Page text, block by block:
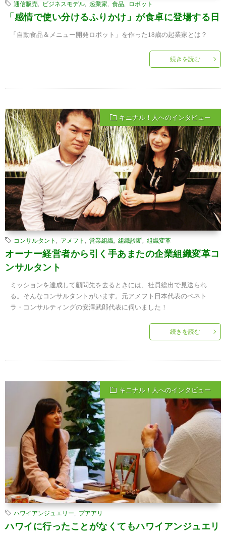
通信販売 ビジネスモデル 起業家 食品 ロボット
「感情で使い分けるふりかけ」が食卓に登場する日
「自動食品＆メニュー開発ロボット」を作った18歳の起業家とは？
続きを読む
キニナル！人へのインタビュー
コンサルタント アメフト 営業組織 組織診断 組織変革
オーナー経営者から引く手あまたの企業組織変革コ
ンサルタント
ミッションを達成して顧問先を去るときには、社員総出で見送られ
る。そんなコンサルタントがいます。元アメフト日本代表のペネト
ラ・コンサルティングの安澤武郎代表に伺いました！
続きを読む
キニナル！人へのインタビュー
ハワイアンジュエリー プアアリ
ハワイに行ったことがなくてもハワイアンジュエリ